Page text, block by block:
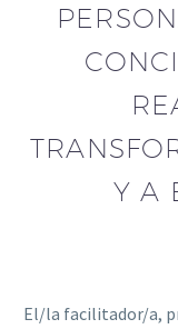
Y A
El/la facilitador/a,